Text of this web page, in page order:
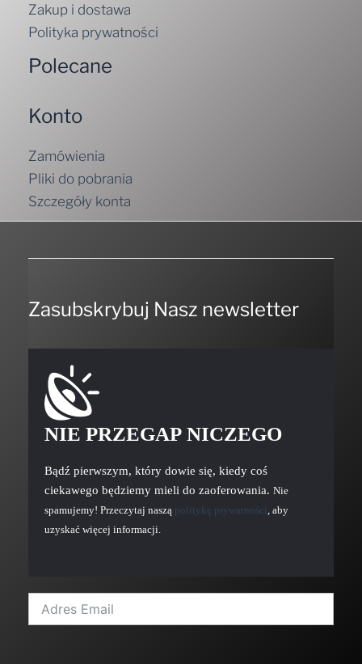
Zakup i dostawa
Polityka prywatności
Polecane
Konto
Zamówienia
Pliki do pobrania
Szczegóły konta
Zasubskrybuj Nasz newsletter
NIE PRZEGAP NICZEGO
Bądź pierwszym, który dowie się, kiedy coś
ciekawego będziemy mieli do zaoferowania. Nie
spamujemy! Przeczytaj naszą politykę prywatności, aby
uzyskać więcej informacji.